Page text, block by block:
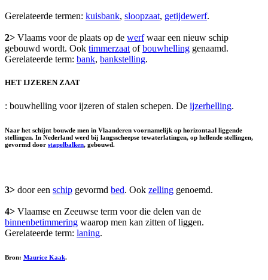
Gerelateerde termen: kuisbank, sloopzaat, getijdewerf.
2> Vlaams voor de plaats op de werfwaar een nieuw schip
gebouwd wordt. Ook timmerzaat ofbouwhelling genaamd.
Gerelateerde term: bank, bankstelling.
HET IJZEREN ZAAT
: bouwhelling voor ijzeren of stalen schepen. De ijzerhelling.
Naar het schijnt bouwde men in Vlaanderen voornamelijk op horizontaal liggende
stellingen. In Nederland werd bij langsscheepse tewaterlatingen, op hellende stellingen,
gevormd door stapelbalken, gebouwd.
3> door een schip gevormd bed. Ook zelling genoemd.
4> Vlaamse en Zeeuwse term voor die delen van de
binnenbetimmering waarop men kan zitten of liggen.
Gerelateerde term: laning.
Bron: Maurice Kaak.